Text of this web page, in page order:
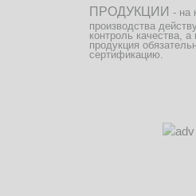
ПРОДУКЦИИ - на
производства
контроль качества, а
продукция
сертификацию.